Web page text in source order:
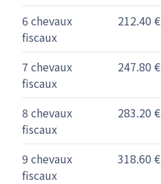
6 chevaux
fiscaux
212.40 €
7 chevaux
fiscaux
247.80 €
8 chevaux
fiscaux
283.20 €
9 chevaux
fiscaux
318.60 €